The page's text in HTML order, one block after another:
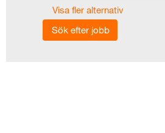
Visa fler alternativ